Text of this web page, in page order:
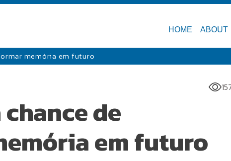
HOME ABOUT
memória em futuro
de
em futuro